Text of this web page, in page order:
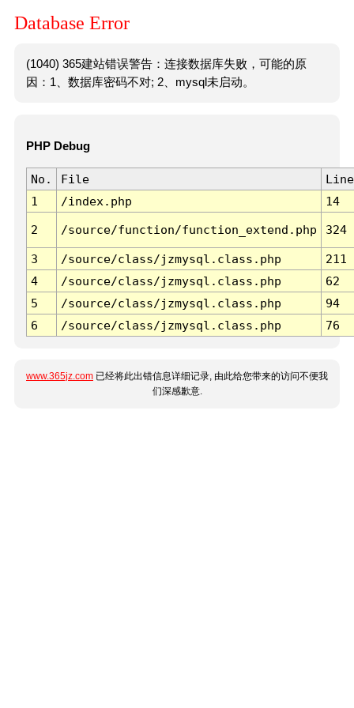
Database Error
(1040) 365建站错误警告：连接数据库失败，可能的原
因：1、数据库密码不对; 2、mysql未启动。
PHP Debug
No. File
Line
1
/index.php 14
2 /source/function/function_extend.php 324
3 /source/class/jzmysql.class.php
211
4
/source/class/jzmysql.class.php
62
5
/source/class/jzmysql.class.php
94
6
/source/class/jzmysql.class.php 76
www.365jz.com 已经将此出错信息详细记录, 由此给您带来的访问不便我
们深感歉意.